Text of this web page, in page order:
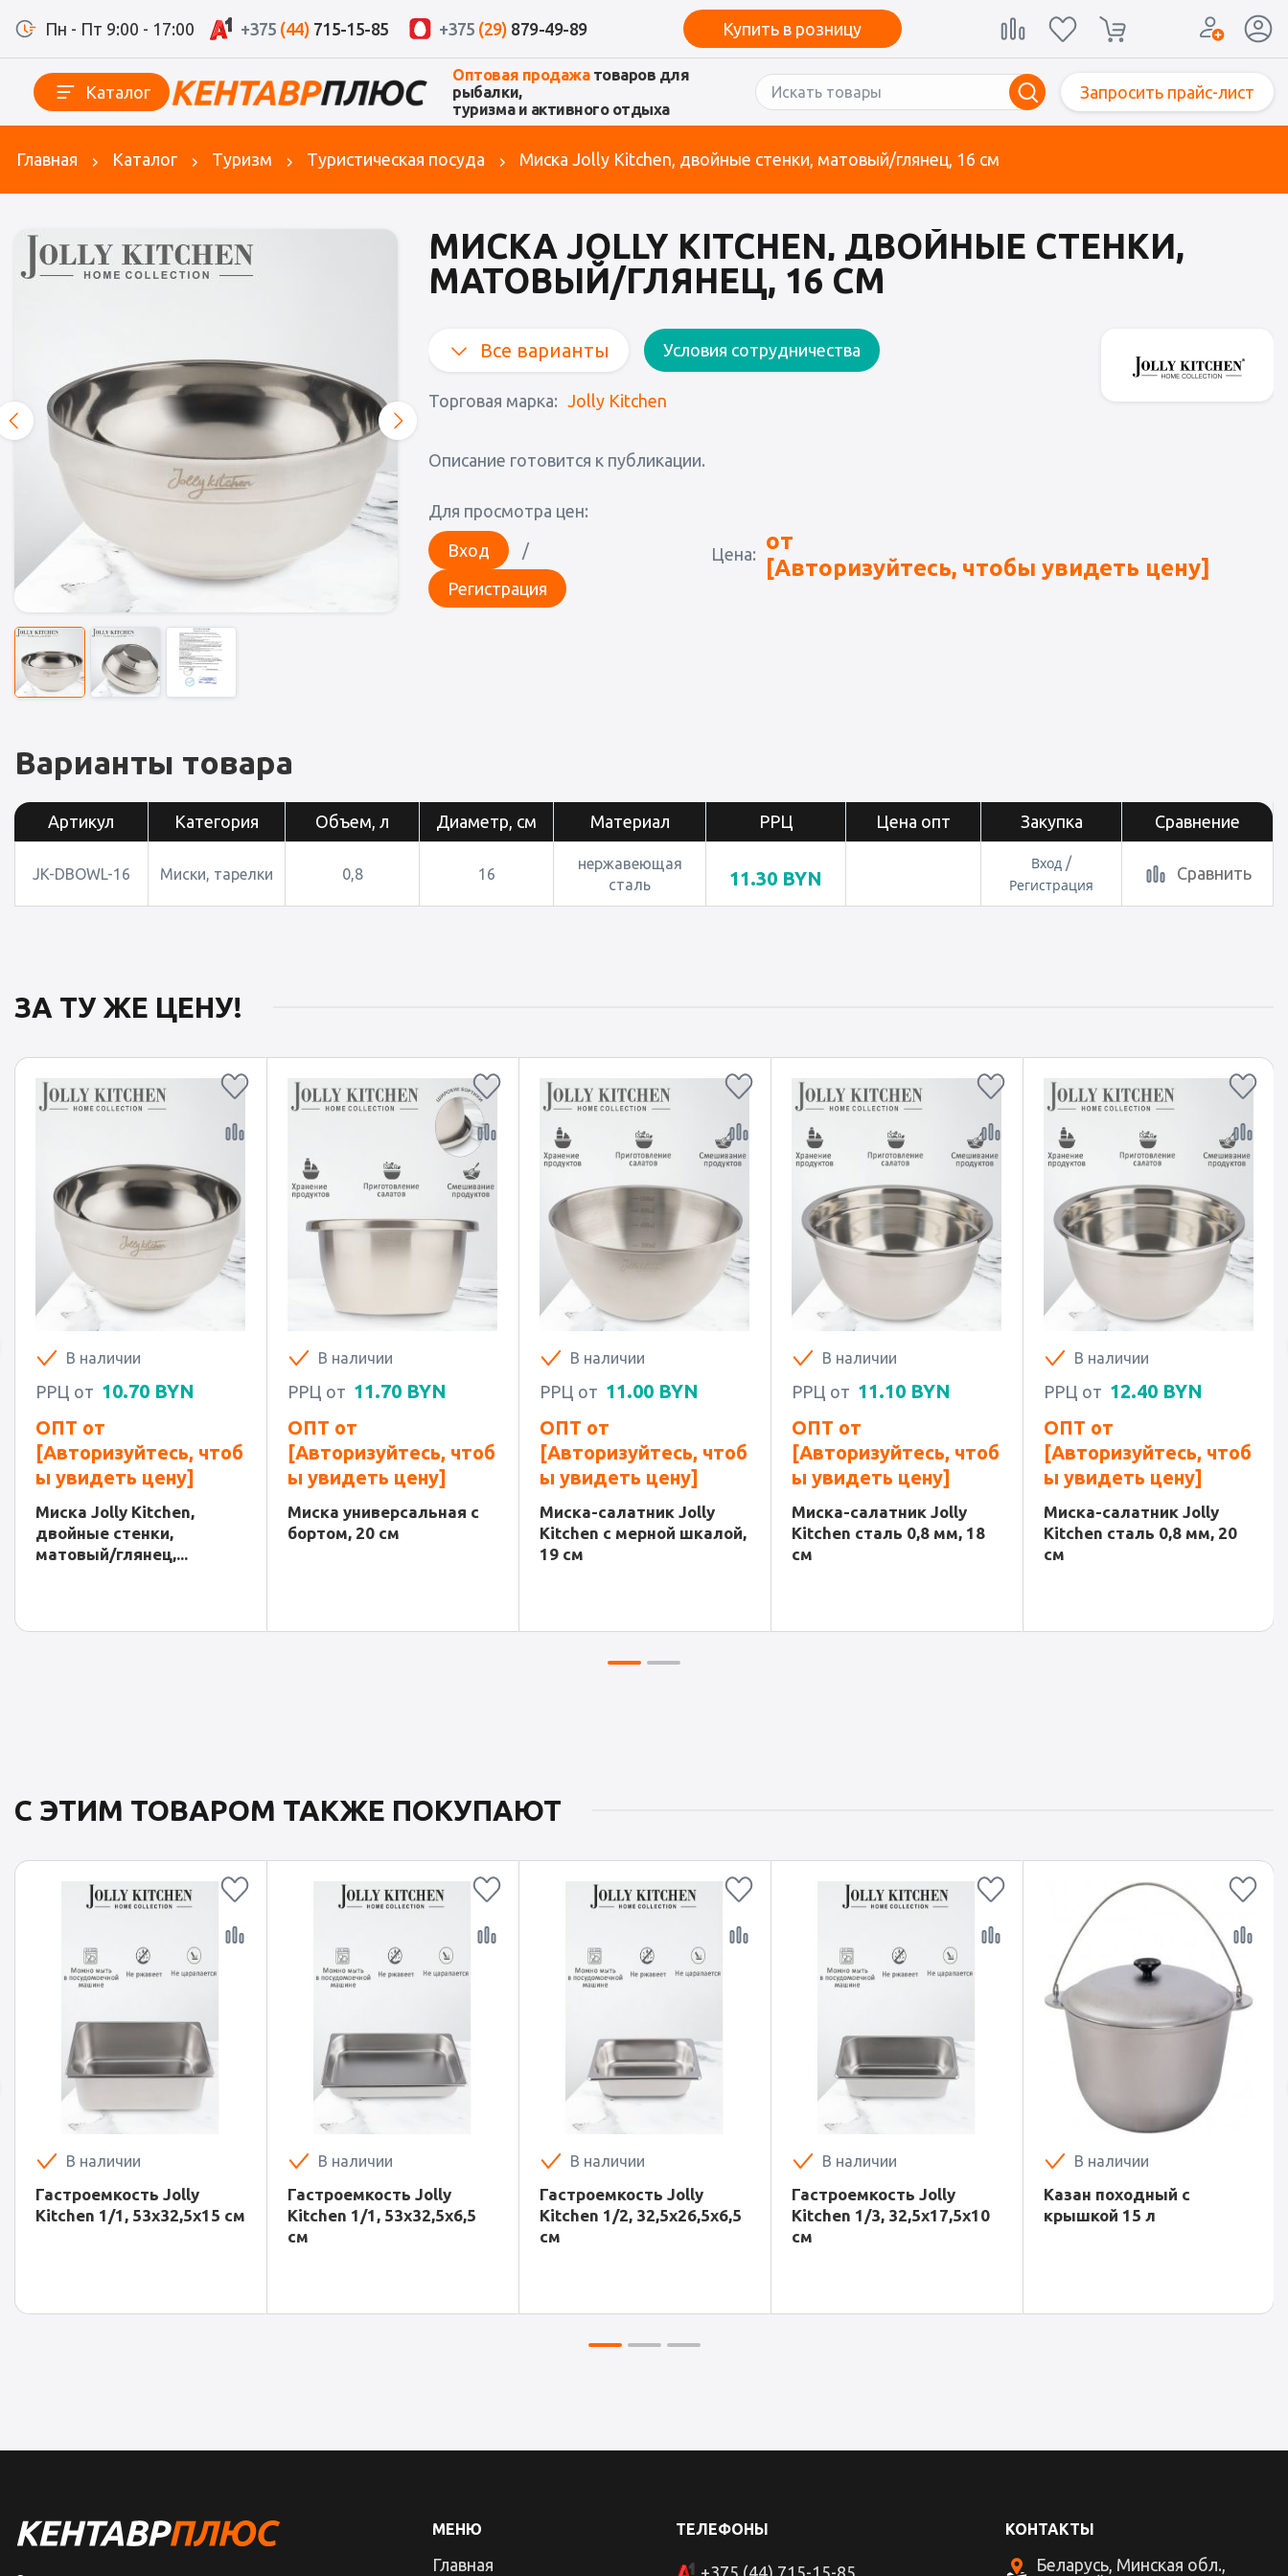
Пн - Пт 9:00 - 17:00 +375 (44) 715-15-85 +375 (29) 879-49-89 Купить в розницу
Каталог
Оптовая продажатоваров для
рыбалки,
туризма и активного отдыха
Запросить прайс-лист
Главная Каталог Туризм Туристическая посуда Миска Jolly Kitchen, двойные стенки, матовый/глянец, 16 см
МИСКА JOLLY KITCHEN, ДВОЙНЫЕ СТЕНКИ,
МАТОВЫЙ/ГЛЯНЕЦ, 16 СМ
Все варианты Условия сотрудничества
Торговая марка: Jolly Kitchen
Описание готовится к публикации.
Для просмотра цен:
Вход
/
Регистрация
Цена:
от
[Авторизуйтесь, чтобы увидеть цену]
Варианты товара
Артикул Категория Объем, л Диаметр, см Материал РРЦ Цена опт Закупка Сравнение
JK-DBOWL-16 Миски, тарелки 0,8 16
нержавеющая
сталь
11.30 BYN
Вход /
Регистрация
Сравнить
ЗА ТУ ЖЕ ЦЕНУ!
В наличии
РРЦ от 10.70 BYN
ОПТ от
[Авторизуйтесь, чтоб
ы увидеть цену]
Миска Jolly Kitchen,
двойные стенки,
матовый/глянец,...
В наличии
РРЦ от 11.70 BYN
ОПТ от
[Авторизуйтесь, чтоб
ы увидеть цену]
Миска универсальная с
бортом, 20 см
В наличии
РРЦ от 11.00 BYN
ОПТ от
[Авторизуйтесь, чтоб
ы увидеть цену]
Миска-салатник Jolly
Kitchen с мерной шкалой,
19 см
В наличии
РРЦ от 11.10 BYN
ОПТ от
[Авторизуйтесь, чтоб
ы увидеть цену]
Миска-салатник Jolly
Kitchen сталь 0,8 мм, 18
см
В наличии
РРЦ от 12.40 BYN
ОПТ от
[Авторизуйтесь, чтоб
ы увидеть цену]
Миска-салатник Jolly
Kitchen сталь 0,8 мм, 20
см
С ЭТИМ ТОВАРОМ ТАКЖЕ ПОКУПАЮТ
В наличии
Гастроемкость Jolly
Kitchen 1/1, 53х32,5х15 см
В наличии
Гастроемкость Jolly
Kitchen 1/1, 53х32,5х6,5
см
В наличии
Гастроемкость Jolly
Kitchen 1/2, 32,5х26,5х6,5
см
В наличии
Гастроемкость Jolly
Kitchen 1/3, 32,5х17,5х10
см
В наличии
Казан походный с
крышкой 15 л
МЕНЮ
Главная
ТЕЛЕФОНЫ
+375 (44) 715-15-85
КОНТАКТЫ
Беларусь, Минская обл.,